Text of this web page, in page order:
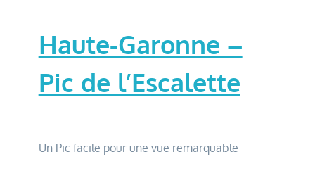
Haute-Garonne –
Pic de l’Escalette
Un Pic facile pour une vue remarquable